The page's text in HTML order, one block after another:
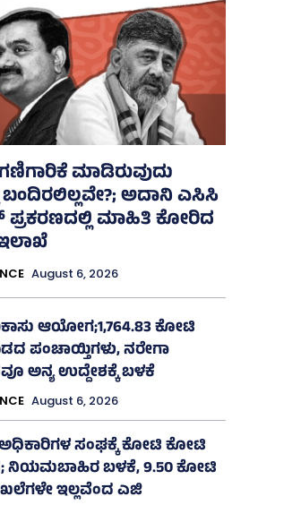
ಮಾಡಿರುವುದು
ಅದಾನಿ ಎಸಿಸಿ
ಮಾಹಿತಿ ಕೋರಿದ
August 6, 2026
ಆಯೋಗ;1,764.83 ಕೋಟಿ
ಪಂಚಾಯ್ತಿಗಳು, ನರೇಗಾ
ಅನ್ಯ ಉದ್ದೇಶಕ್ಕೆ ಬಳಕೆ
August 6, 2026
ಸಂಘಕ್ಕೆ ಕೋಟಿ ಕೋಟಿ
ನಿಯಮಬಾಹಿರ ಬಳಕೆ, 9.50 ಕೋಟಿ
ಇಲ್ಲವೆಂದ ಎಜಿ